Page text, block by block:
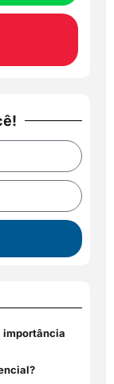
importância